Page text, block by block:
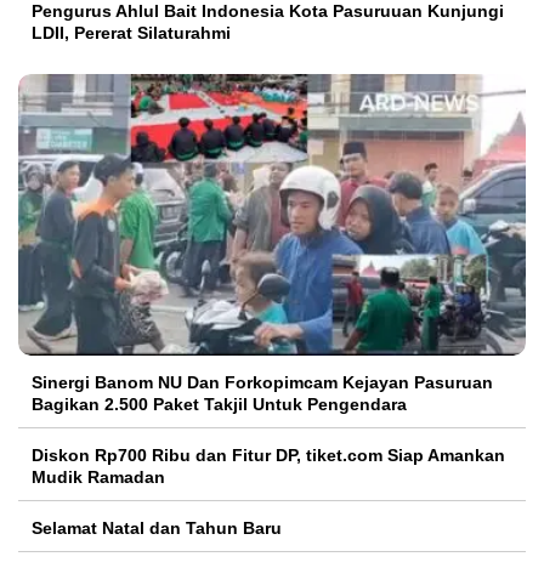
Pengurus Ahlul Bait Indonesia Kota Pasuruuan Kunjungi
LDII, Pererat Silaturahmi
Sinergi Banom NU Dan Forkopimcam Kejayan Pasuruan
Bagikan 2.500 Paket Takjil Untuk Pengendara
Diskon Rp700 Ribu dan Fitur DP, tiket.com Siap Amankan
Mudik Ramadan
Selamat Natal dan Tahun Baru